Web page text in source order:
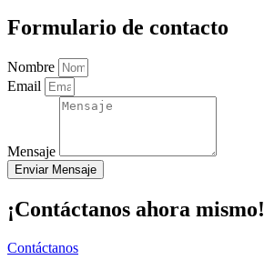
Formulario de contacto
Nombre
Email
Mensaje
Enviar Mensaje
¡Contáctanos ahora mismo!
Contáctanos